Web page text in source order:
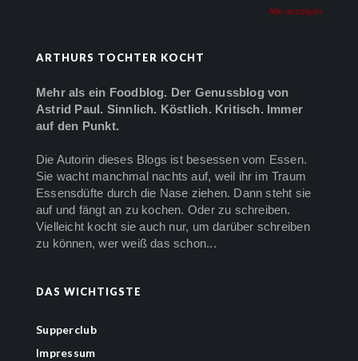
Alle anzeigen
ARTHURS TOCHTER KOCHT
Mehr als ein Foodblog. Der Genussblog von
Astrid Paul. Sinnlich. Köstlich. Kritisch. Immer
auf den Punkt.
Die Autorin dieses Blogs ist besessen vom Essen.
Sie wacht manchmal nachts auf, weil ihr im Traum
Essensdüfte durch die Nase ziehen. Dann steht sie
auf und fängt an zu kochen. Oder zu schreiben.
Vielleicht kocht sie auch nur, um darüber schreiben
zu können, wer weiß das schon...
DAS WICHTIGSTE
Supperclub
Impressum